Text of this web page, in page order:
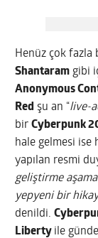
Henüz çok fazla
Shantaram gibi
Anonymous
Red şu an “live-
birCyberpunk
hale gelmesi ise
yapılan resmi
geliştirme
yepyeni bir
denildi.
Liberty ile